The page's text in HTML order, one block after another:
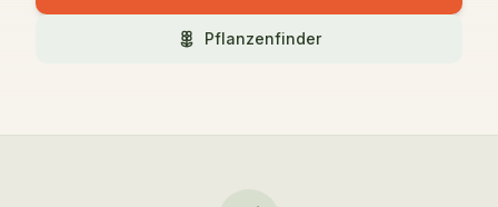
Pflanzenfinder